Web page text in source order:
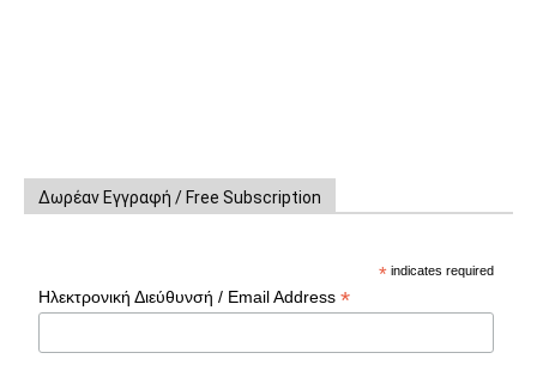
Δωρέαν Εγγραφή / Free Subscription
* indicates required
Ηλεκτρονική Διεύθυνσή / Email Address*